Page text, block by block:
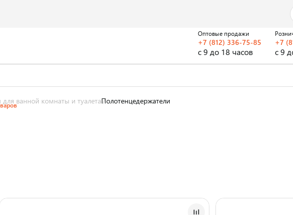
Оптовые продажи
+7 (812) 336-75-85
с 9 до 18 часов
+7
с 9
для ванной комнаты и туалетаПолотенцедержатели